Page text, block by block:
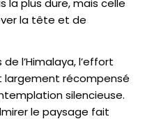
la tête et de
l’Himalaya, l’effort
récompensé
silencieuse.
le paysage fait